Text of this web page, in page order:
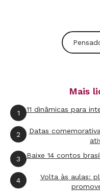
Mais
1 11 dinâmicas para
2
Datas
3 Baixe 14 contos
4
Volta às aulas: